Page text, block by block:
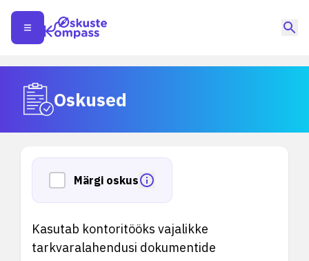
Oskused
Märgi oskus
Kasutab kontoritööks vajalikke
tarkvaralahendusi dokumentide